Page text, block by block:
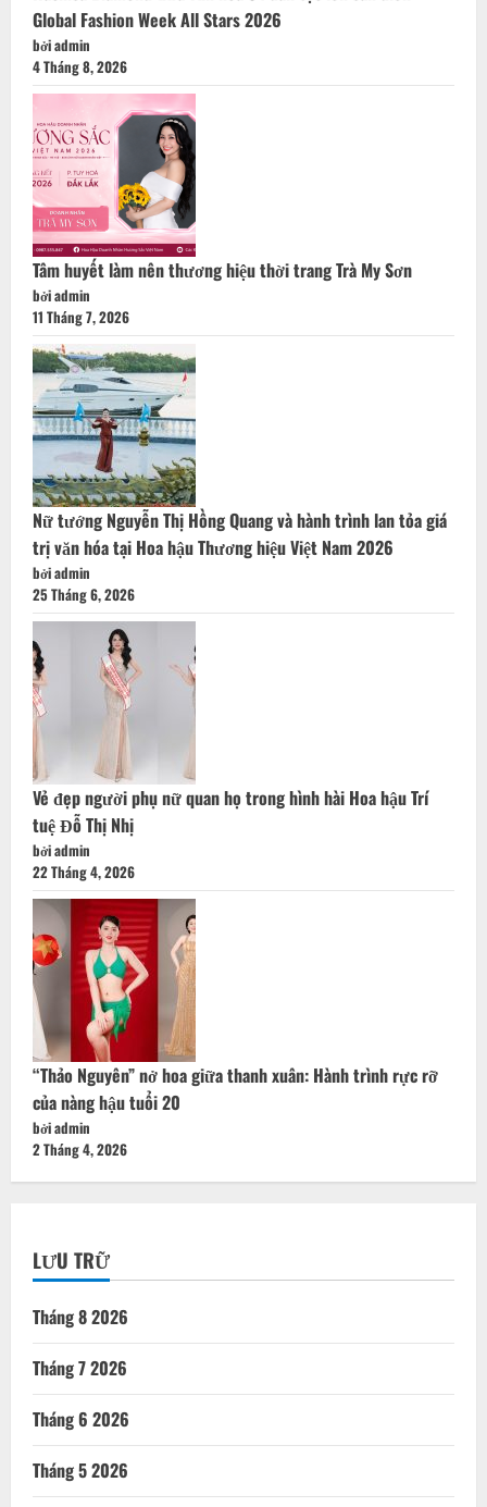
Global Fashion Week All Stars 2026
bởi admin
4 Tháng 8, 2026
Tâm huyết làm nên thương hiệu thời trang Trà My Sơn
bởi admin
11 Tháng 7, 2026
Nữ tướng Nguyễn Thị Hồng Quang và hành trình lan tỏa giá
trị văn hóa tại Hoa hậu Thương hiệu Việt Nam 2026
bởi admin
25 Tháng 6, 2026
Vẻ đẹp người phụ nữ quan họ trong hình hài Hoa hậu Trí
tuệ Đỗ Thị Nhị
bởi admin
22 Tháng 4, 2026
“Thảo Nguyên” nở hoa giữa thanh xuân: Hành trình rực rỡ
của nàng hậu tuổi 20
bởi admin
2 Tháng 4, 2026
LƯU TRỮ
Tháng 8 2026
Tháng 7 2026
Tháng 6 2026
Tháng 5 2026